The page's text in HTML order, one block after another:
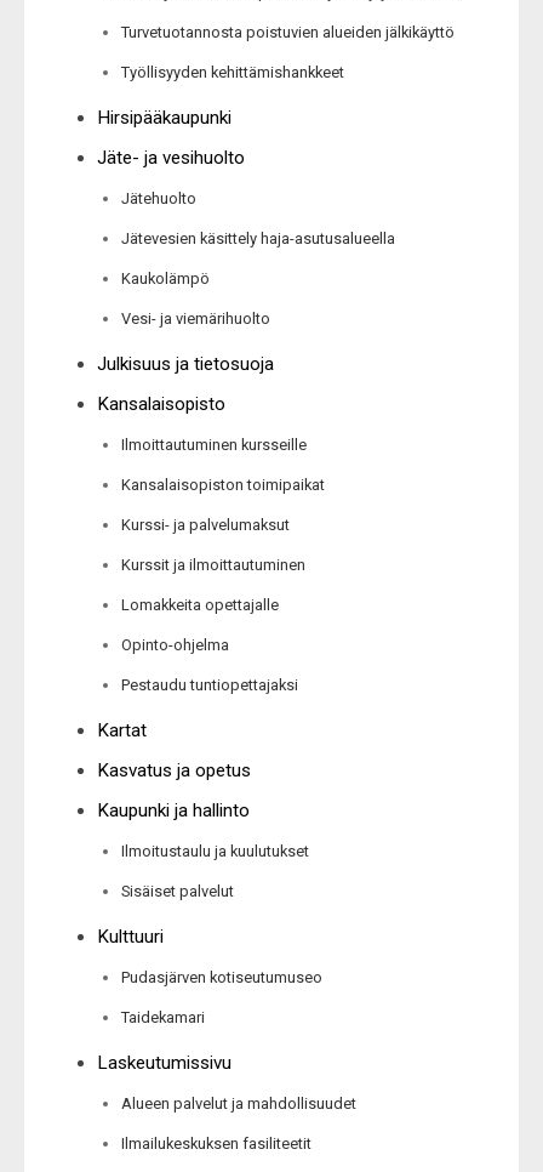
Turvetuotannosta poistuvien alueiden jälkikäyttö
Työllisyyden kehittämishankkeet
Hirsipääkaupunki
Jäte- ja vesihuolto
Jätehuolto
Jätevesien käsittely haja-asutusalueella
Kaukolämpö
Vesi- ja viemärihuolto
Julkisuus ja tietosuoja
Kansalaisopisto
Ilmoittautuminen kursseille
Kansalaisopiston toimipaikat
Kurssi- ja palvelumaksut
Kurssit ja ilmoittautuminen
Lomakkeita opettajalle
Opinto-ohjelma
Pestaudu tuntiopettajaksi
Kartat
Kasvatus ja opetus
Kaupunki ja hallinto
Ilmoitustaulu ja kuulutukset
Sisäiset palvelut
Kulttuuri
Pudasjärven kotiseutumuseo
Taidekamari
Laskeutumissivu
Alueen palvelut ja mahdollisuudet
Ilmailukeskuksen fasiliteetit